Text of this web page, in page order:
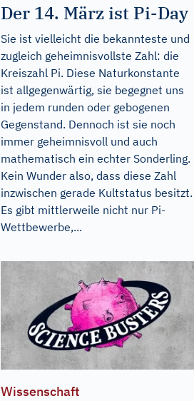
Der 14. März ist Pi-Day
Sie ist vielleicht die bekannteste und
zugleich geheimnisvollste Zahl: die
Kreiszahl Pi. Diese Naturkonstante
ist allgegenwärtig, sie begegnet uns
in jedem runden oder gebogenen
Gegenstand. Dennoch ist sie noch
immer geheimnisvoll und auch
mathematisch ein echter Sonderling.
Kein Wunder also, dass diese Zahl
inzwischen gerade Kultstatus besitzt.
Es gibt mittlerweile nicht nur Pi-
Wettbewerbe,...
Wissenschaft